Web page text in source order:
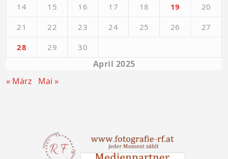
April 2025
14
15 16 17 18 19
20
21
22 23 24 25 26
27
28
29 30
« März Mai »